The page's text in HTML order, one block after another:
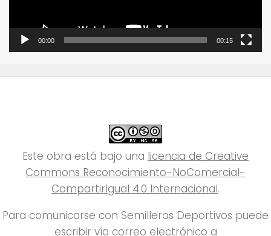
00:00 00:15
Este obra está bajo una licencia de Creative
Commons Reconocimiento-NoComercial-
CompartirIgual 4.0 Internacional.
Para comunicarse con Semilleros Deportivos puede
escribir vía correo electrónico a